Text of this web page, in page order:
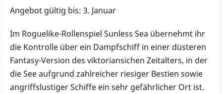
Angebot gültig bis: 3. Januar
Im Roguelike-Rollenspiel Sunless Sea übernehmt ihr
die Kontrolle über ein Dampfschiff in einer düsteren
Fantasy-Version des viktoriansichen Zeitalters, in der
die See aufgrund zahlreicher riesiger Bestien sowie
angriffslustiger Schiffe ein sehr gefährlicher Ort ist.